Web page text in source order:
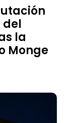
del
la
Monge